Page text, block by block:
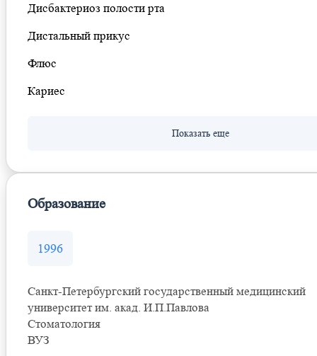
Дисбактериоз полости рта
Дистальный прикус
Флюс
Кариес
Образование
1996
Санкт-Петербургский государственный медицинский
университет им. акад. И.П.Павлова
Стоматология
ВУЗ